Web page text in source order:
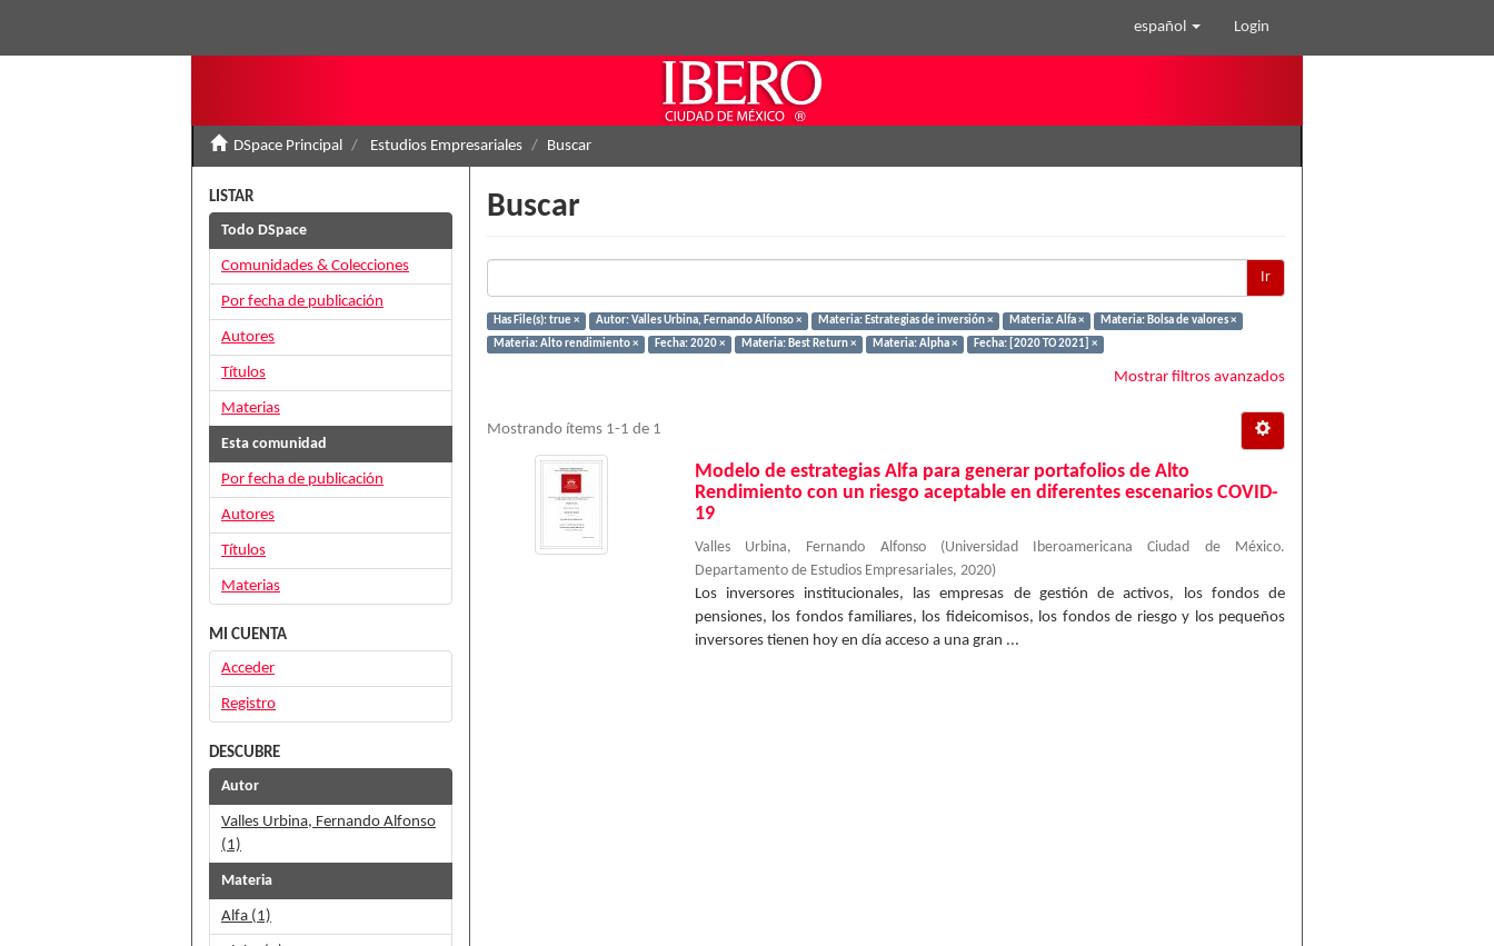
español Login
DSpace Principal Estudios Empresariales Buscar
Buscar
Ir
Has File(s): true × Autor: Valles Urbina, Fernando Alfonso × Materia: Estrategias de inversión × Materia: Alfa ×
Materia: Bolsa de valores ×
Materia: Alto rendimiento ×
Fecha: 2020 × Materia: Best Return × Materia: Alpha × Fecha: [2020 TO 2021] ×
Mostrar filtros avanzados
Mostrando ítems 1-1 de 1
Modelo de estrategias Alfa para generar portafolios de Alto
Rendimiento con un riesgo aceptable en diferentes escenarios COVID-
19
Valles Urbina, Fernando Alfonso (Universidad Iberoamericana Ciudad de México.
Departamento de Estudios Empresariales, 2020)
Los inversores institucionales, las empresas de gestión de activos, los fondos de
pensiones, los fondos familiares, los fideicomisos, los fondos de riesgo y los pequeños
inversores tienen hoy en día acceso a una gran ...
LISTAR
Todo DSpace
Comunidades & Colecciones
Por fecha de publicación
Autores
Títulos
Materias
Esta comunidad
Por fecha de publicación
Autores
Títulos
Materias
MI CUENTA
Acceder
Registro
DESCUBRE
Autor
Valles Urbina, Fernando Alfonso
(1)
Materia
Alfa (1)